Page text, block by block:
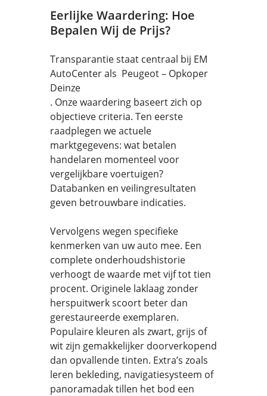
Eerlijke Waardering: Hoe
Bepalen Wij de Prijs?
Transparantie staat centraal bij EM
AutoCenter als Peugeot – Opkoper
Deinze
. Onze waardering baseert zich op
objectieve criteria. Ten eerste
raadplegen we actuele
marktgegevens: wat betalen
handelaren momenteel voor
vergelijkbare voertuigen?
Databanken en veilingresultaten
geven betrouwbare indicaties.
Vervolgens wegen specifieke
kenmerken van uw auto mee. Een
complete onderhoudshistorie
verhoogt de waarde met vijf tot tien
procent. Originele laklaag zonder
herspuitwerk scoort beter dan
gerestaureerde exemplaren.
Populaire kleuren als zwart, grijs of
wit zijn gemakkelijker doorverkopend
dan opvallende tinten. Extra’s zoals
leren bekleding, navigatiesysteem of
panoramadak tillen het bod een